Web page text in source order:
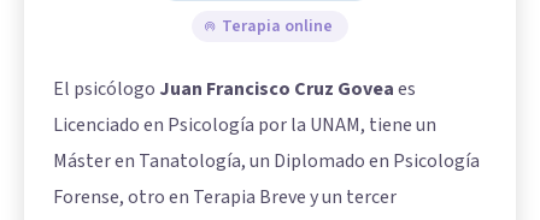
Terapia online
El psicólogo Juan Francisco Cruz Goveaes
Licenciado en Psicología por la UNAM, tiene un
Máster en Tanatología, un Diplomado en Psicología
Forense, otro en Terapia Breve y un tercer